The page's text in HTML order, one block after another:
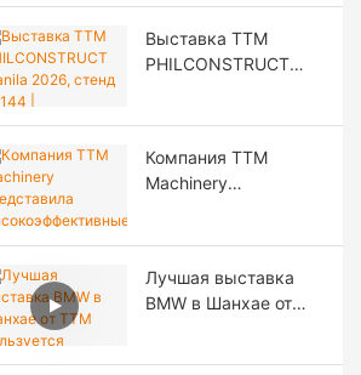
Выставка TTM
PHILCONSTRUCT
дорожно-
строительная
агентов на
Филиппинах
Компания TTM
Machinery
ые установки и
решения для
строительства на
Лучшая выставка
BMW в Шанхае от